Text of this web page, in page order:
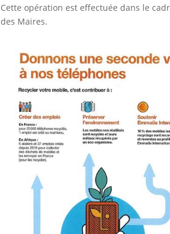
Cette opération est effectuée dans le
des Maires.